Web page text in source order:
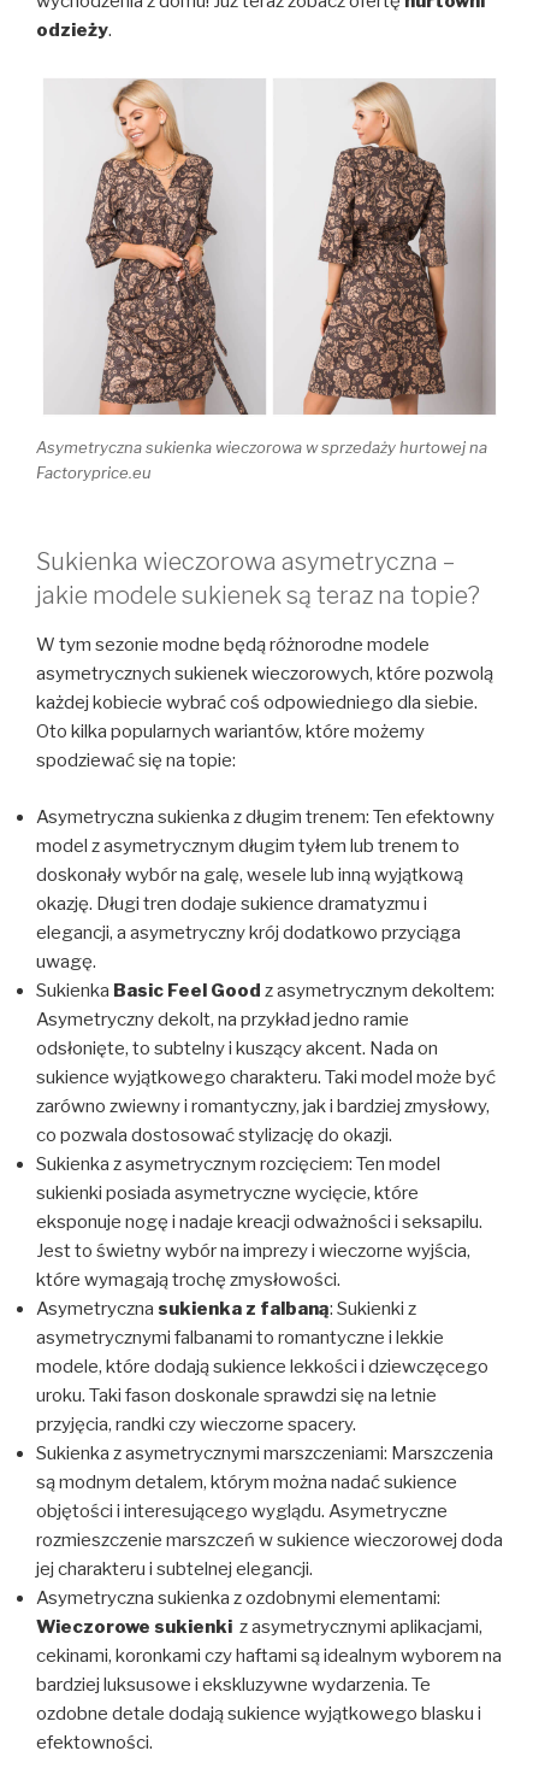
odzieży.
Asymetryczna sukienka wieczorowa w sprzedaży hurtowej na
Factoryprice.eu
Sukienka wieczorowa asymetryczna –
jakie modele sukienek są teraz na topie?
W tym sezonie modne będą różnorodne modele
asymetrycznych sukienek wieczorowych, które pozwolą
każdej kobiecie wybrać coś odpowiedniego dla siebie.
Oto kilka popularnych wariantów, które możemy
spodziewać się na topie:
Asymetryczna sukienka z długim trenem: Ten efektowny
model z asymetrycznym długim tyłem lub trenem to
doskonały wybór na galę, wesele lub inną wyjątkową
okazję. Długi tren dodaje sukience dramatyzmu i
elegancji, a asymetryczny krój dodatkowo przyciąga
uwagę.
Sukienka Basic Feel Good z asymetrycznym dekoltem:
Asymetryczny dekolt, na przykład jedno ramie
odsłonięte, to subtelny i kuszący akcent. Nada on
sukience wyjątkowego charakteru. Taki model może być
zarówno zwiewny i romantyczny, jak i bardziej zmysłowy,
co pozwala dostosować stylizację do okazji.
Sukienka z asymetrycznym rozcięciem: Ten model
sukienki posiada asymetryczne wycięcie, które
eksponuje nogę i nadaje kreacji odważności i seksapilu.
Jest to świetny wybór na imprezy i wieczorne wyjścia,
które wymagają trochę zmysłowości.
Asymetryczna sukienka z falbaną: Sukienki z
asymetrycznymi falbanami to romantyczne i lekkie
modele, które dodają sukience lekkości i dziewczęcego
uroku. Taki fason doskonale sprawdzi się na letnie
przyjęcia, randki czy wieczorne spacery.
Sukienka z asymetrycznymi marszczeniami: Marszczenia
są modnym detalem, którym można nadać sukience
objętości i interesującego wyglądu. Asymetryczne
rozmieszczenie marszczeń w sukience wieczorowej doda
jej charakteru i subtelnej elegancji.
Asymetryczna sukienka z ozdobnymi elementami:
Wieczorowe sukienki z asymetrycznymi aplikacjami,
cekinami, koronkami czy haftami są idealnym wyborem na
bardziej luksusowe i ekskluzywne wydarzenia. Te
ozdobne detale dodają sukience wyjątkowego blasku i
efektowności.